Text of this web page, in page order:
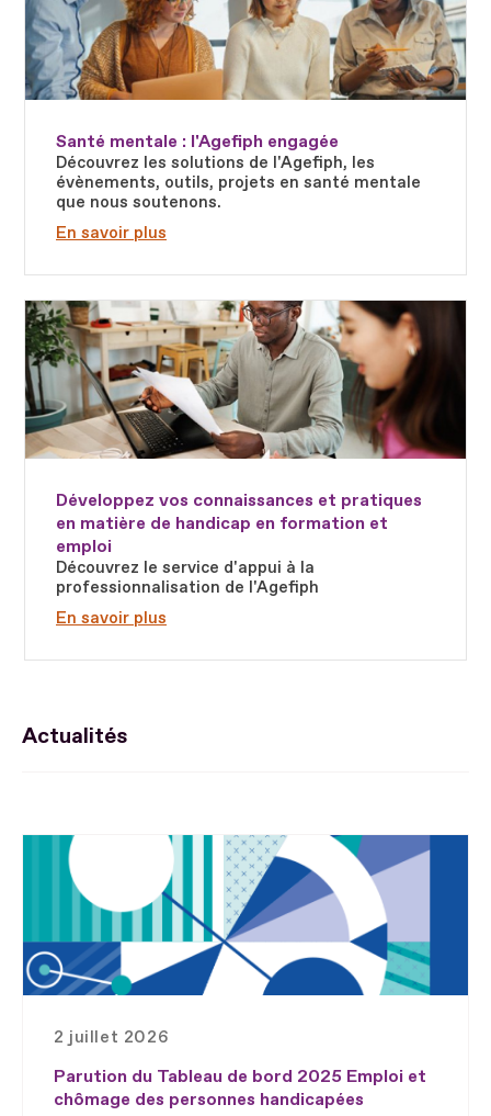
Santé mentale : l'Agefiph engagée
Découvrez les solutions de l'Agefiph, les
évènements, outils, projets en santé mentale
que nous soutenons.
En savoir plus
Développez vos connaissances et pratiques
en matière de handicap en formation et
emploi
Découvrez le service d'appui à la
professionnalisation de l'Agefiph
En savoir plus
Fichier
Actualités
2 juillet 2026
Parution du Tableau de bord 2025 Emploi et
chômage des personnes handicapées